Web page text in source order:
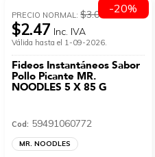
PRECIO NORMAL:$3.09
$2.47 Inc. IVA
Válida hasta el 1-09-2026.
Fideos Instantáneos Sabor
Pollo Picante MR.
NOODLES 5 X 85 G
Cod: 59491060772
MR. NOODLES
-20%